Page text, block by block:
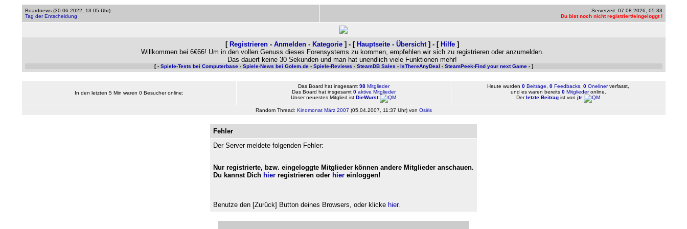
Boardnews (30.06.2022, 13:05 Uhr):
Tag der Entscheidung
Serverzeit: 07.08.2026, 05:33
Du bist noch nicht registriert/eingeloggt !
[ Registrieren - Anmelden - Kategorie ] - [ Hauptseite - Übersicht ] - [ Hilfe ]
Willkommen bei 6€66! Um in den vollen Genuss dieses Forensystems zu kommen, empfehlen wir sich zu registrieren oder anzumelden.
Das dauert keine 30 Sekunden und man hat unendlich viele Funktionen mehr!
[ - Spiele-Tests bei Computerbase- Spiele-News bei Golem.de- Spiele-Reviews - SteamDB Sales - IsThereAnyDeal - SteamPeek-Find your next Game- ]
In den letzten 5 Min waren 0 Besucher online:
Das Board hat insgesamt 98Mitglieder
Das Board hat insgesamt 0aktive Mitglieder
Unser neuestes Mitglied ist DieWurst
Heute wurden 0 Beiträge 0 Feedbacks 0 Onelinerverfasst,
und es waren bereits 0Mitgliederonline.
Derletzte Beitrag ist von jtr
Random Thread: Kinomonat März 2007 (05.04.2007, 11:37 Uhr) von Osiris
Fehler
Der Server meldete folgenden Fehler:
Nur registrierte, bzw. eingeloggte Mitglieder können andere Mitglieder anschauen.
Du kannst Dich hier registrieren oder hier einloggen!
Benutze den [Zurück] Button deines Browsers, oder klicke hier.